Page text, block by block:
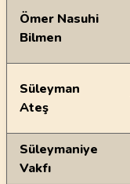
Ömer Nasuhi
Bilmen
Süleyman
Ateş
Süleymaniye
Vakfı